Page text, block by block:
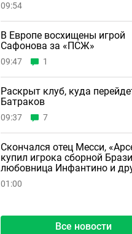
09:54
В Европе восхищены игрой
Сафонова за «ПСЖ»
09:47 1
Раскрыт клуб, куда
Батраков
09:37 7
Скончался отец Месси,
купил игрока сборной
любовница Инфантино и
новости
01:00
Все новости